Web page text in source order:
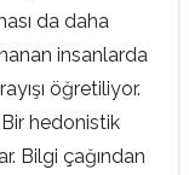
da daha
insanlarda
öğretiliyor.
hedonistik
Bilgi çağından